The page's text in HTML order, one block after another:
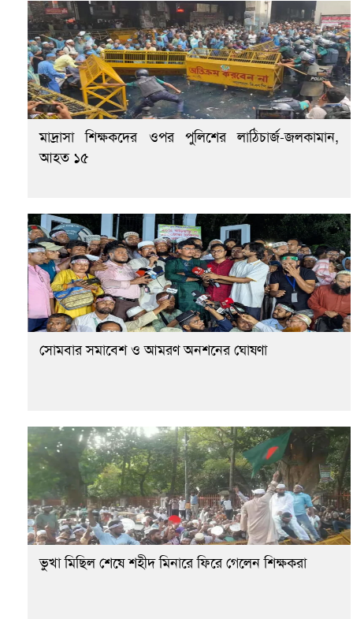
মাদ্রাসা শিক্ষকদের ওপর পুলিশের লাঠিচার্জ-জলকামান,
আহত ১৫
সোমবার সমাবেশ ও আমরণ অনশনের ঘোষণা
ভুখা মিছিল শেষে শহীদ মিনারে ফিরে গেলেন শিক্ষকরা